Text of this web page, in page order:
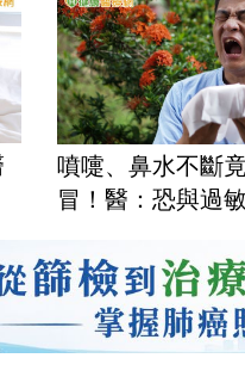
噴嚏、鼻水不斷
冒！醫：恐與過